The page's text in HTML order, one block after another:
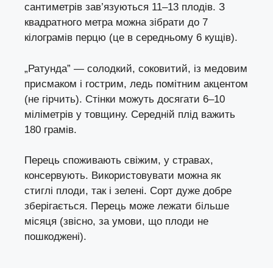
сантиметрів зав’язуються 11–13 плодів. З
квадратного метра можна зібрати до 7
кілограмів перцю (це в середньому 6 кущів).
„Ратунда” — солодкий, соковитий, із медовим
присмаком і гострим, ледь помітним акцентом
(не гірчить). Стінки можуть досягати 6–10
міліметрів у товщину. Середній плід важить
180 грамів.
Перець споживають свіжим, у стравах,
консервують. Використовувати можна як
стиглі плоди, так і зелені. Сорт дуже добре
зберігається. Перець може лежати більше
місяця (звісно, за умови, що плоди не
пошкоджені).